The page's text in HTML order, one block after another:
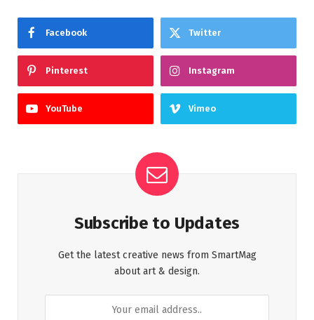
Facebook Twitter
Pinterest Instagram
YouTube Vimeo
Subscribe to Updates
Get the latest creative news from SmartMag
about art & design.